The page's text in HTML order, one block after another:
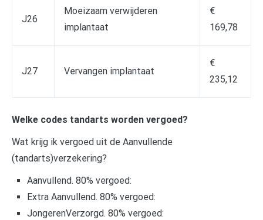
J26
Moeizaam verwijderen
implantaat
€
169,78
J27 Vervangen implantaat
€
235,12
Welke codes tandarts worden vergoed?
Wat krijg ik vergoed uit de Aanvullende
(tandarts)verzekering?
Aanvullend. 80% vergoed:
Extra Aanvullend. 80% vergoed:
JongerenVerzorgd. 80% vergoed: